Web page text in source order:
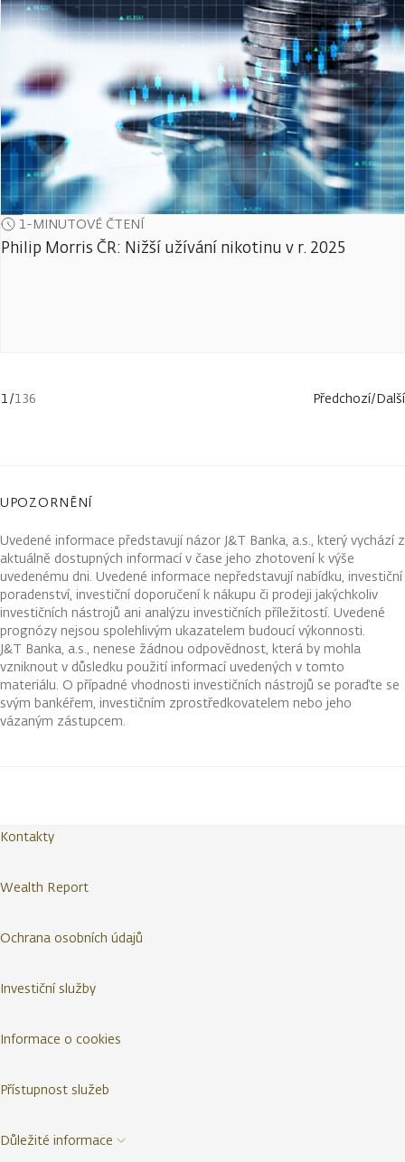
1-MINUTOVÉ ČTENÍ
Philip Morris ČR: Nižší užívání nikotinu v r. 2025
1/136 Předchozí/Další
UPOZORNĚNÍ
Uvedené informace představují názor J&T Banka, a.s., který vychází z
aktuálně dostupných informací v čase jeho zhotovení k výše
uvedenému dni. Uvedené informace nepředstavují nabídku, investiční
poradenství, investiční doporučení k nákupu či prodeji jakýchkoliv
investičních nástrojů ani analýzu investičních příležitostí. Uvedené
prognózy nejsou spolehlivým ukazatelem budoucí výkonnosti.
J&T Banka, a.s., nenese žádnou odpovědnost, která by mohla
vzniknout v důsledku použití informací uvedených v tomto
materiálu. O případné vhodnosti investičních nástrojů se poraďte se
svým bankéřem, investičním zprostředkovatelem nebo jeho
vázaným zástupcem.
Kontakty
Wealth Report
Ochrana osobních údajů
Investiční služby
Informace o cookies
Přístupnost služeb
Důležité informace